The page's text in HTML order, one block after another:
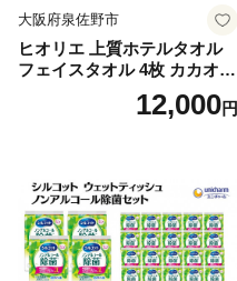
大阪府泉佐野市
ヒオリエ 上質ホテルタオル
フェイスタオル 4枚 カカオ
【タオル 泉州タオル 吸水 普
段使い 無地 シンプル 日用品
12,000円